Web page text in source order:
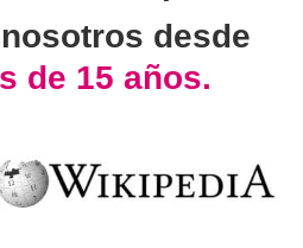
desde
de 15 años.